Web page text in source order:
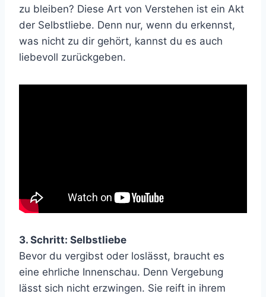
zu bleiben? Diese Art von Verstehen ist ein Akt
der Selbstliebe. Denn nur, wenn du erkennst,
was nicht zu dir gehört, kannst du es auch
liebevoll zurückgeben.
3. Schritt: Selbstliebe
Bevor du vergibst oder loslässt, braucht es
eine ehrliche Innenschau. Denn Vergebung
lässt sich nicht erzwingen. Sie reift in ihrem